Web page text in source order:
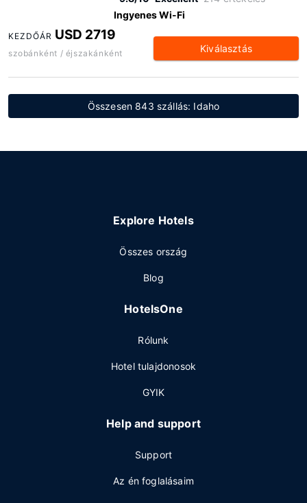
Ingyenes Wi-Fi
KEZDŐÁR USD 2719
szobánként / éjszakánként Kiválasztás
Összesen 843 szállás: Idaho
Explore Hotels
Összes ország
Blog
HotelsOne
Rólunk
Hotel tulajdonosok
GYIK
Help and support
Support
Az én foglalásaim